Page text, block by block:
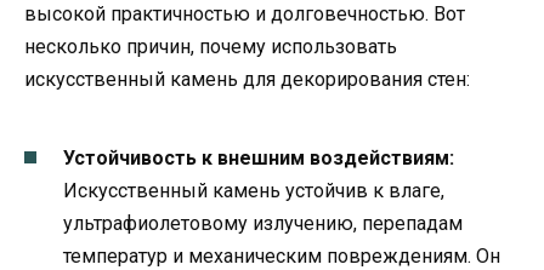
высокой практичностью и долговечностью. Вот
несколько причин, почему использовать
искусственный камень для декорирования стен:
Устойчивость к внешним воздействиям:
Искусственный камень устойчив к влаге,
ультрафиолетовому излучению, перепадам
температур и механическим повреждениям. Он